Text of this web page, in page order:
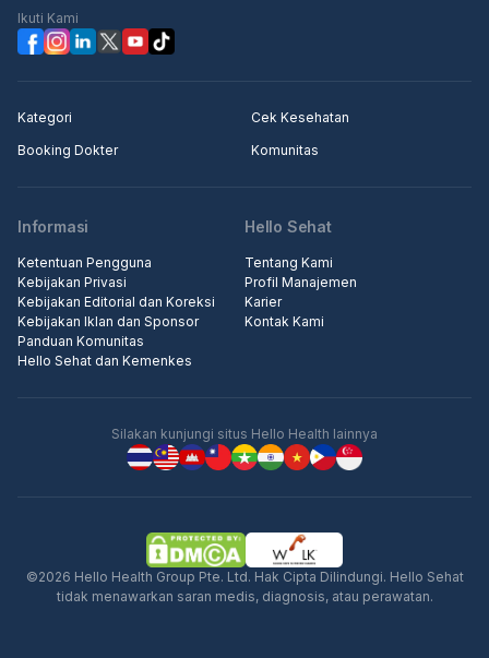
Ikuti Kami
Kategori
Cek Kesehatan
Booking Dokter
Komunitas
Informasi
Ketentuan Pengguna
Kebijakan Privasi
Kebijakan Editorial dan Koreksi
Kebijakan Iklan dan Sponsor
Panduan Komunitas
Hello Sehat dan Kemenkes
Hello Sehat
Tentang Kami
Profil Manajemen
Karier
Kontak Kami
Silakan kunjungi situs Hello Health lainnya
©2026 Hello Health Group Pte. Ltd. Hak Cipta Dilindungi. Hello Sehat
tidak menawarkan saran medis, diagnosis, atau perawatan.